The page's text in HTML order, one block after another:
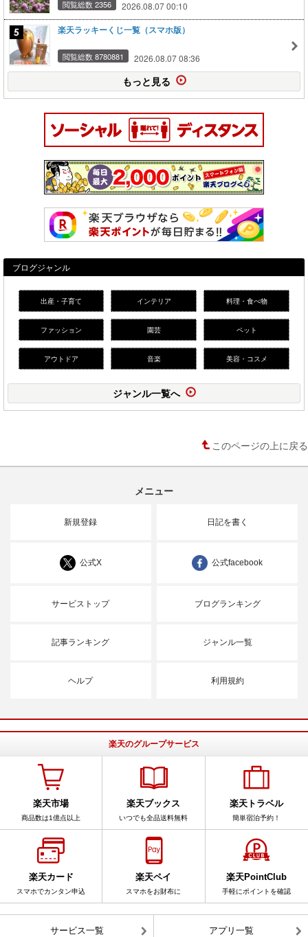
閲覧総数 2356 2026.08.07 00:10
楽天ラッキーくじ一覧（スマホ版）
閲覧総数 8780881 2026.08.07 08:36
もっと見る
ブログジャンル
出産・子育て インテリア 料理・食べ物
ファッション 園芸 ペット
アウトドア 音楽 美容・コスメ
ジャンル一覧へ
このページの上に戻る
メニュー
新規登録 日記を書く
公式X 公式facebook
サービストップ ブログランキング
記事ランキング ジャンル一覧
ヘルプ 利用規約
楽天のグループサービス
楽天市場
商品数は1億点以上
楽天ブックス
いつでも全品送料無料
楽天トラベル
簡単宿泊予約！
楽天カード
スマホでカンタン申込
楽天ペイ
スマホをお財布に
楽天PointClub
手軽にポイントを確認
サービス一覧 アプリ一覧